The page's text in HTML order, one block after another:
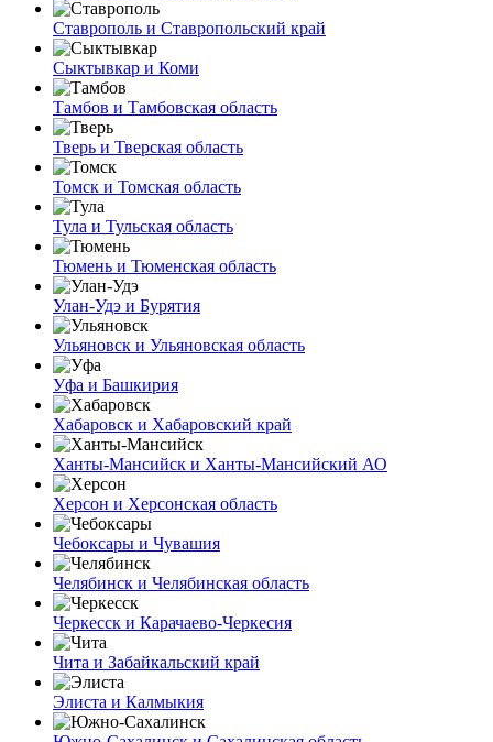
Ставрополь и Ставропольский край
Сыктывкар и Коми
Тамбов и Тамбовская область
Тверь и Тверская область
Томск и Томская область
Тула и Тульская область
Тюмень и Тюменская область
Улан-Удэ и Бурятия
Ульяновск и Ульяновская область
Уфа и Башкирия
Хабаровск и Хабаровский край
Ханты-Мансийск и Ханты-Мансийский АО
Херсон и Херсонская область
Чебоксары и Чувашия
Челябинск и Челябинская область
Черкесск и Карачаево-Черкесия
Чита и Забайкальский край
Элиста и Калмыкия